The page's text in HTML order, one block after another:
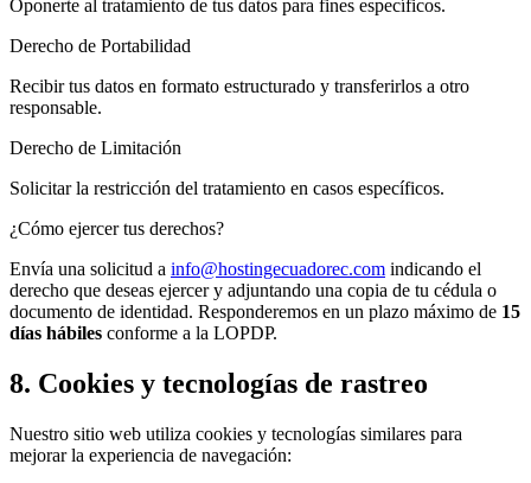
Oponerte al tratamiento de tus datos para fines específicos.
Derecho de Portabilidad
Recibir tus datos en formato estructurado y transferirlos a otro
responsable.
Derecho de Limitación
Solicitar la restricción del tratamiento en casos específicos.
¿Cómo ejercer tus derechos?
Envía una solicitud a info@hostingecuadorec.com indicando el
derecho que deseas ejercer y adjuntando una copia de tu cédula o
documento de identidad. Responderemos en un plazo máximo de 15
días hábiles conforme a la LOPDP.
8. Cookies y tecnologías de rastreo
Nuestro sitio web utiliza cookies y tecnologías similares para
mejorar la experiencia de navegación: